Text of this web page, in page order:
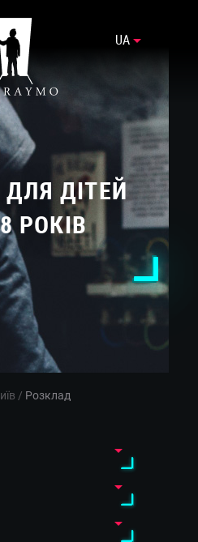
UA
ДІТЕЙ
РОКІВ
/ Розклад